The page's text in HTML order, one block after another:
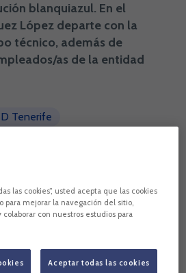
blanquiazul. En el
López departe con la
técnico, además de
as de la entidad
Tenerife
López
las cookies”, usted acepta que las cookies
para mejorar la navegación del sitio,
con nuestros estudios para
Aceptar todas las cookies